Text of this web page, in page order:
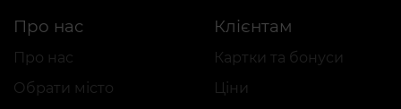
Про нас
Про нас
Обрати місто
Клієнтам
Картки та бонуси
Ціни